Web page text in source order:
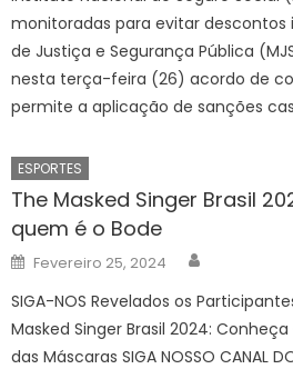
monitoradas para evitar descontos
de Justiça e Segurança Pública
nesta terça-feira (26) acordo de
permite a aplicação de sanções
ESPORTES
The Masked Singer Brasil
quem é o Bode
Posted
on
Fevereiro 25, 2024
SIGA-NOS Revelados os
Masked Singer Brasil 2024:
das Máscaras SIGA NOSSO CANAL